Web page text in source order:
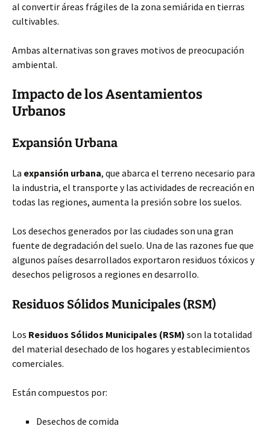
al convertir áreas frágiles de la zona semiárida en tierras
cultivables.
Ambas alternativas son graves motivos de preocupación
ambiental.
Impacto de los Asentamientos
Urbanos
Expansión Urbana
La expansión urbana, que abarca el terreno necesario para
la industria, el transporte y las actividades de recreación en
todas las regiones, aumenta la presión sobre los suelos.
Los desechos generados por las ciudades son una gran
fuente de degradación del suelo. Una de las razones fue que
algunos países desarrollados exportaron residuos tóxicos y
desechos peligrosos a regiones en desarrollo.
Residuos Sólidos Municipales (RSM)
Los Residuos Sólidos Municipales (RSM) son la totalidad
del material desechado de los hogares y establecimientos
comerciales.
Están compuestos por:
Desechos de comida